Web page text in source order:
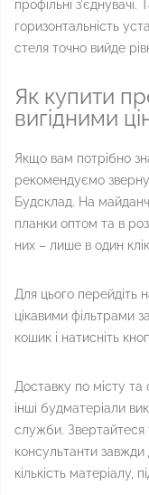
профільні
горизонтальність
стеля точно вийде
Як купити
вигідними
Якщо вам потрібно
рекомендуємо
Будсклад. На
планки оптом та в
них – лише в один
Для цього перейдіть
цікавими фільтрами
кошик і натисніть
Доставку по місту та
інші будматеріали
служби.
консультанти
кількість матеріалу,